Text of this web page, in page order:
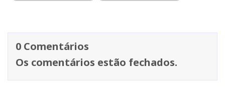
0 Comentários
Os comentários estão fechados.